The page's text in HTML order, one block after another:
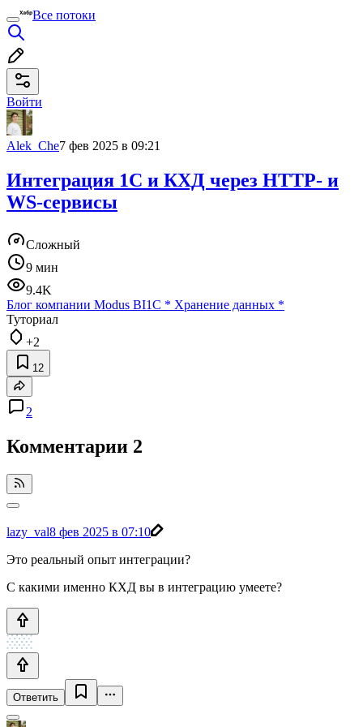
Все потоки
Войти
Alek_Che7 фев 2025 в 09:21
Интеграция 1С и КХД через HTTP‐ и
WS‐сервисы
Сложный
9 мин
9.4K
Блог компании Modus BI1С * Хранение данных *
Туториал
+2
12
2
Комментарии 2
lazy_val8 фев 2025 в 07:10
Это реальный опыт интеграции?
С какими именно КХД вы в интеграцию умеете?
Ответить